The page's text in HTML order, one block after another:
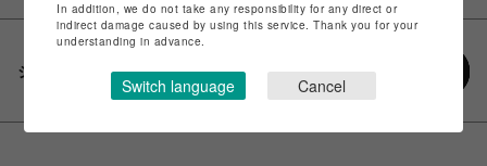
シェアする
In addition, we do not take any responsibility for any direct or
indirect damage caused by using this service. Thank you for your
understanding in advance.
Switch language Cancel